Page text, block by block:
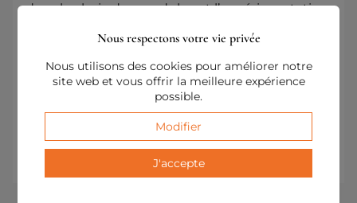
dans le choix des modules et l’expérimentation
agencement qui reflète parfaitement le style et
le caractère de l’intérieur. Conçu pour une vie
agréable, il allie esthétique et fonctionnalité,
offrant des meubles qui apportent une
élégance subtile et un charme intemporel à
l’espace.
Nous respectons votre vie privée
Nous utilisons des cookies pour améliorer notre
site web et vous offrir la meilleure expérience
possible.
Modifier
J'accepte